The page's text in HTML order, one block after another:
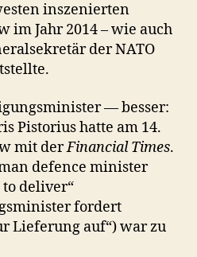
inszenierten
im Jahr 2014 – wie auch
der NATO
— besser:
Pistorius hatte am 14.
mit derFinancial Times.
defence minister
deliver“
fordert
Lieferung auf“) war zu